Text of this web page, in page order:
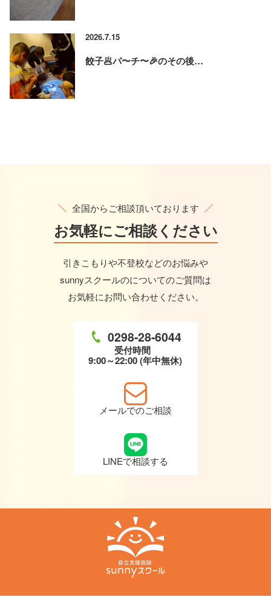
2026.7.15
餃子🥟パ〜チ〜🎉のその後…
全国からご相談頂いております
お気軽にご相談ください
引きこもりや不登校などのお悩みや
sunnyスクールのについてのご質問は
お気軽にお問い合わせください。
0298-28-6044
受付時間
9:00～22:00 (年中無休)
メールでのご相談
LINEで相談する